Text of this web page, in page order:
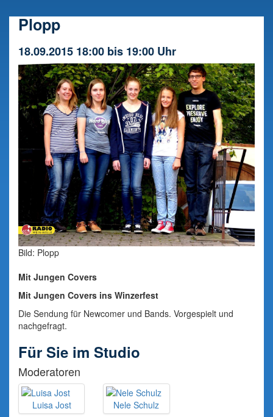
Plopp
18.09.2015 18:00 bis 19:00 Uhr
Bild: Plopp
Mit Jungen Covers
Mit Jungen Covers ins Winzerfest
Die Sendung für Newcomer und Bands. Vorgespielt und
nachgefragt.
Für Sie im Studio
Moderatoren
Luisa Jost Nele Schulz